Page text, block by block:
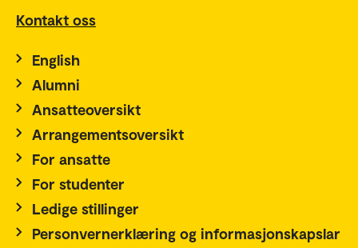
Kontakt oss
English
Alumni
Ansatteoversikt
Arrangementsoversikt
For ansatte
For studenter
Ledige stillinger
Personvernerklæring og informasjonskapslar